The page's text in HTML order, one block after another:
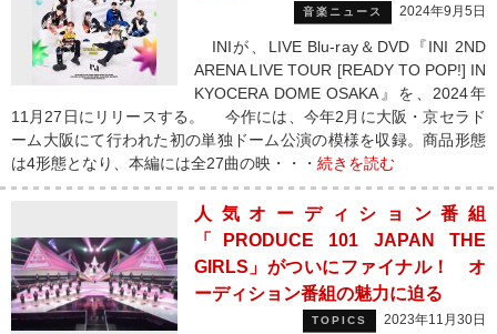
音楽ニュース 2024年9月5日
INIが、LIVE Blu-ray＆DVD『INI 2ND
ARENA LIVE TOUR [READY TO POP!] IN
KYOCERA DOME OSAKA』を、2024年
11月27日にリリースする。 今作には、今年2月に大阪・京セラド
ーム大阪にて行われた初の単独ドーム公演の模様を収録。商品形態
は4形態となり、本編には全27曲の映・・・ 続きを読む
人気オーディション番組
「PRODUCE 101 JAPAN THE
GIRLS」がついにファイナル！ オ
ーディション番組の魅力に迫る
TOPICS 2023年11月30日